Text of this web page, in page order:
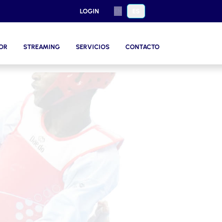
LOGIN
STREAMING SERVICIOS CONTACTO